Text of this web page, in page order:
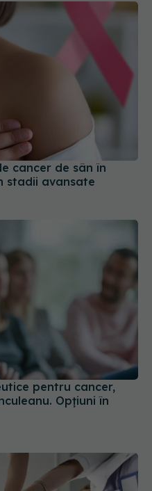
stadii avansate
Opțiuni în